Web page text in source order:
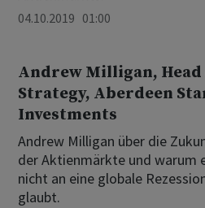
04.10.2019 01:00
Andrew Milligan, Head
Strategy, Aberdeen
Investments
Andrew Milligan über die
der Aktienmärkte und warum
nicht an eine globale
glaubt.